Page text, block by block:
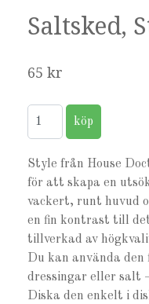
Saltsked,
65 kr
Style från House
för att skapa en
vackert, runt huvud
en fin kontrast till
tillverkad av
Du kan använda
dressingar eller salt
Diska den enkelt i